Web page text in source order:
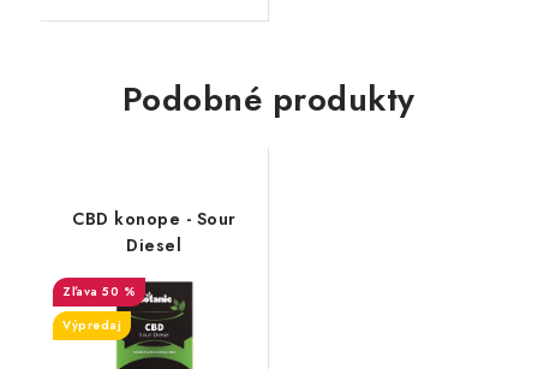
Podobné produkty
CBD konope - Sour
Diesel
50 %
Výpredaj